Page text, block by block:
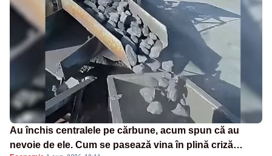
Au închis centralele pe cărbune, acum spun că au
nevoie de ele. Cum se pasează vina în plină criză